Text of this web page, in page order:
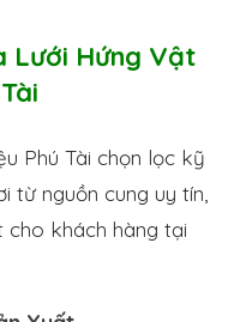
Lưới Hứng Vật
Phú Tài chọn lọc kỹ
từ nguồn cung uy tín,
khách hàng tại